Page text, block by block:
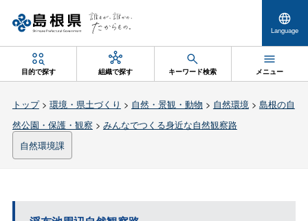
Language
目的で探す 組織で探す キーワード検索 メニュー
トップ> 環境・県土づくり > 自然・景観・動物 > 自然環境> 島根の自
然公園・保護・観察 > みんなでつくる身近な自然観察路
自然環境課